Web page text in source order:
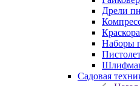
Дрели
Наборы
Садовая